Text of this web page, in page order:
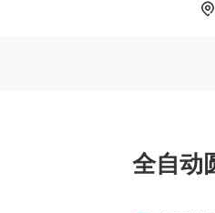
全自动